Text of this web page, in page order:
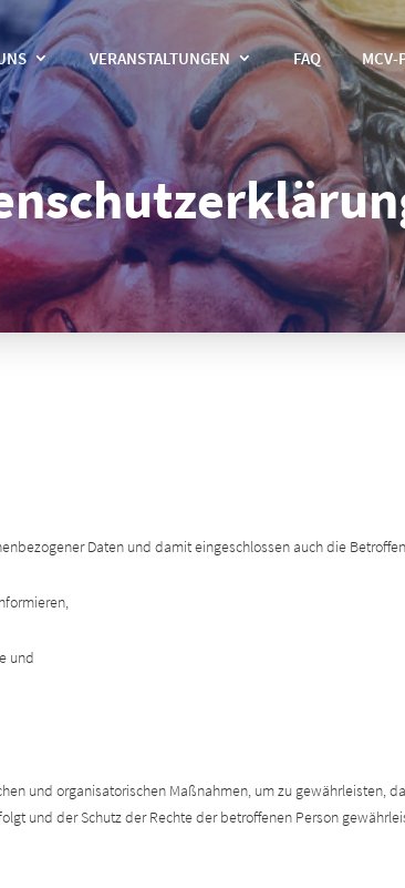
VERANSTALTUNGEN FAQ MCV-
Daten und damit eingeschlossen auch die
und
und organisatorischen Maßnahmen, um zu gewährleisten,
und der Schutz der Rechte der betroffenen Person